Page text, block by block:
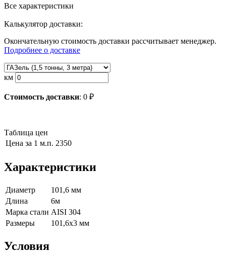
Все характеристики
Калькулятор доставки:
Окончательную стоимость доставки рассчитывает менеджер.
Подробнее о доставке
км
Стоимость доставки: 0 ₽
Таблица цен
Цена за 1 м.п. 2350
Характеристики
Диаметр
101,6 мм
Длина
6м
Марка стали AISI 304
Размеры
101,6х3 мм
Условия